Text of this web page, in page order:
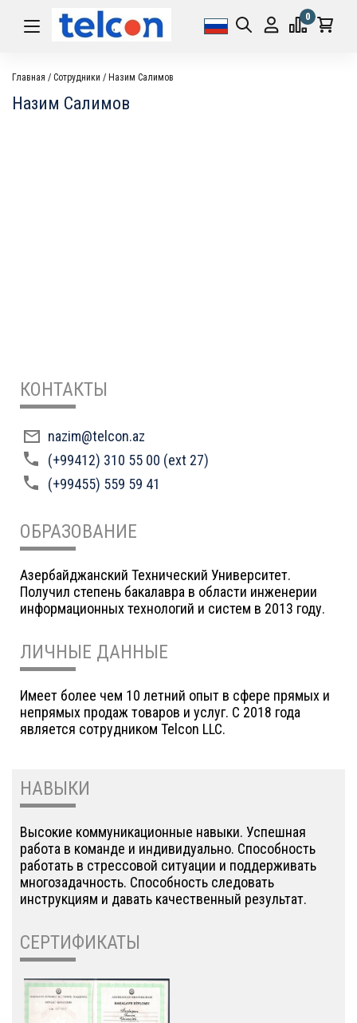
0
Главная Сотрудники Назим Салимов
Назим Салимов
КОНТАКТЫ
nazim@telcon.az
(+99412) 310 55 00 (ext 27)
(+99455) 559 59 41
ОБРАЗОВАНИЕ
Азербайджанский Технический Университет.
Получил степень бакалавра в области инженерии
информационных технологий и систем в 2013 году.
ЛИЧНЫЕ ДАННЫЕ
Имеет более чем 10 летний опыт в сфере прямых и
непрямых продаж товаров и услуг. C 2018 года
является сотрудником Telcon LLC.
НАВЫКИ
Высокие коммуникационные навыки. Успешная
работа в команде и индивидуально. Способность
работать в стрессовой ситуации и поддерживать
многозадачность. Способность следовать
инструкциям и давать качественный результат.
СЕРТИФИКАТЫ